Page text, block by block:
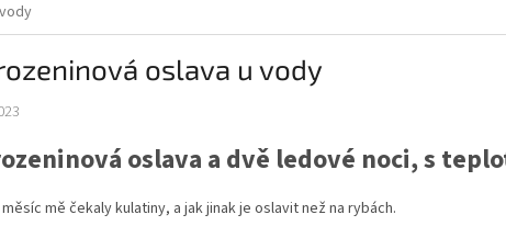
oslava u vody
oslava a dvě ledové noci, s
mě čekaly kulatiny, a jak jinak je oslavit než na rybách.